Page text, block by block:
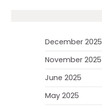
December 2025
November 2025
June 2025
May 2025